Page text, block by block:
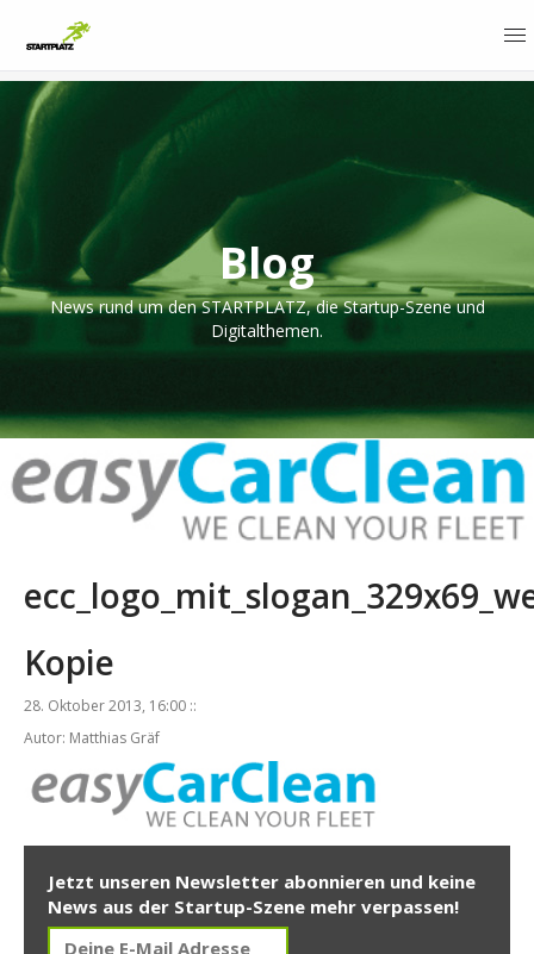
Blog
News rund um den STARTPLATZ, die Startup-Szene und
Digitalthemen.
Kopie
28. Oktober 2013, 16:00 ::
Autor: Matthias Gräf
Jetzt unseren Newsletter abonnieren und keine
News aus der Startup-Szene mehr verpassen!